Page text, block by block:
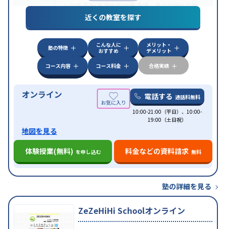
ト対策英検(英語検定)対策英語・英会話特化対策
特徴
中高一貫校生に対応授業の振替可能
学習にPC・タブレットを利用オンライン対応1
科目から受講可能
近くの教室を探す
塾の特徴
こんな人に
おすすめ
メリット・
デメリット
コース内容
コース料金 合格実績
オンライン 電話する 通話料無料
10:00-21:00（平日）、10:00-
19:00（土日祝）
地図を見る
体験授業(無料) を申し込む 料金などの資料請求 無料
塾の詳細を見る
ZeZeHiHi Schoolオンライン